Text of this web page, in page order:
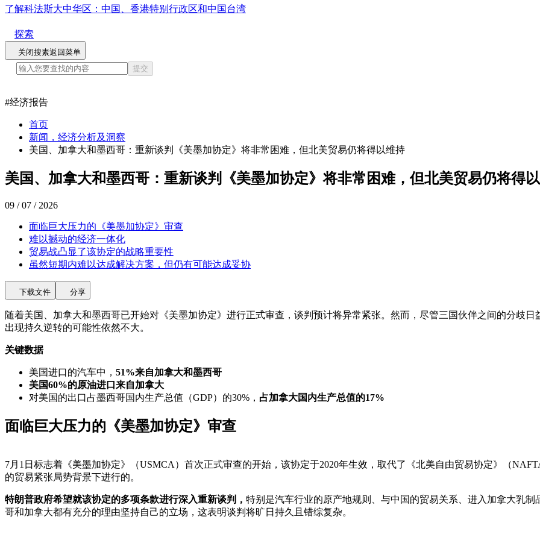
了解科法斯大中华区：中国、香港特别行政区和中国台湾
探索
关闭搜素返回菜单
提交
#经济报告
首页
新闻，经济分析及洞察
美国、加拿大和墨西哥：重新谈判《美墨加协定》将非常困难，但北美贸易仍将得以维持
美国、加拿大和墨西哥：重新谈判《美墨加协定》将非常困难，但北美贸易仍将得
09 / 07 / 2026
面临巨大压力的《美墨加协定》审查
难以撼动的经济一体化
贸易战凸显了该协定的战略重要性
虽然短期内难以达成解决方案，但仍有可能达成妥协
下载文件 分享
随着美国、加拿大和墨西哥已开始对《美墨加协定》进行正式审查，谈判预计将异常紧张。然而，尽管三国伙伴之间的分歧
出现持久逆转的可能性依然不大。
关键数据
美国进口的汽车中， 51%来自加拿大和墨西哥
美国60%的原油进口来自加拿大
对美国的出口占墨西哥国内生产总值（GDP）的30%， 占加拿大国内生产总值的17%
面临巨大压力的《美墨加协定》审查
7月1日标志着《美墨加协定》（USMCA）首次正式审查的开始，该协定于2020年生效，取代了《北美自由贸易协定》（
的贸易紧张局势背景下进行的。
特朗普政府希望就该协定的多项条款进行深入重新谈判， 特别是汽车行业的原产地规则、与中国的贸易关系、进入加拿大乳
哥和加拿大都有充分的理由坚持自己的立场，这表明谈判将旷日持久且错综复杂。